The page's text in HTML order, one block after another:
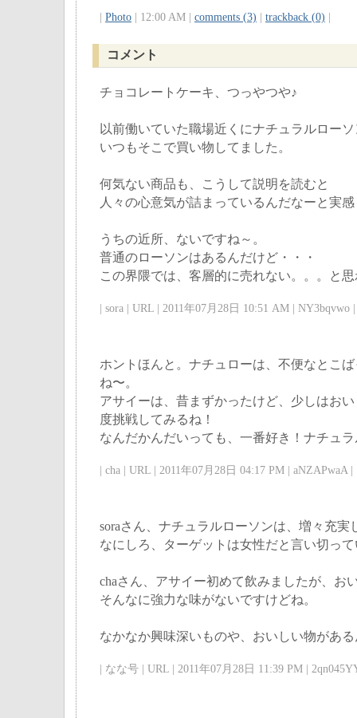
Photo | 12:00 AM | comments (3) trackback (0)
コメント
チョコレートケーキ、つっやつや♪
以前働いていた職場近くにナチュラルロー
いつもそこで買い物してました。
何気ない商品も、こうして説明を読むと
人々の心意気が詰まっているんだなーと実
うちの近所、ないですね～。
普通のローソンはあるんだけど・・・
この界隈では、客層的に売れない。。。と
| sora | URL | 2011年07月28日 10:51 AM | NY3bqvwo |
ホントほんと。ナチュローは、不便なとこ
ね〜。
アサイーは、昔まずかったけど、少しはお
度挑戦してみるね！
なんだかんだいっても、一番好き！ナチュ
| cha | URL | 2011年07月28日 04:17 PM | aNZAPwaA |
soraさん、ナチュラルローソンは、増々充実
なにしろ、ターゲットは女性だと言い切っ
chaさん、アサイー初めて飲みましたが、お
そんなに強力な味がないですけどね。
なかなか興味深いものや、おいしい物があ
| なな号 | URL | 2011年07月28日 11:39 PM |